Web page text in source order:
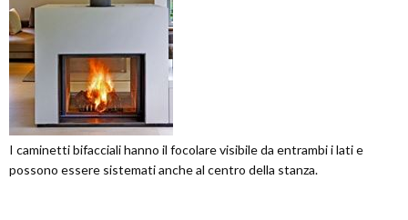
I caminetti bifacciali hanno il focolare visibile da entrambi i lati e
possono essere sistemati anche al centro della stanza.